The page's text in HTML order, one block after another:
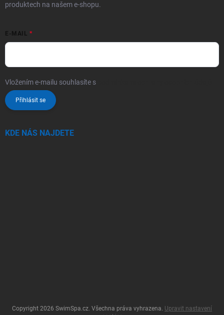
produktech na našem e-shopu.
E-MAIL
Vložením e-mailu souhlasíte s
Přihlásit se
KDE NÁS NAJDETE
Copyright 2026 SwimSpa.cz. Všechna práva vyhrazena. Upravit nastavení